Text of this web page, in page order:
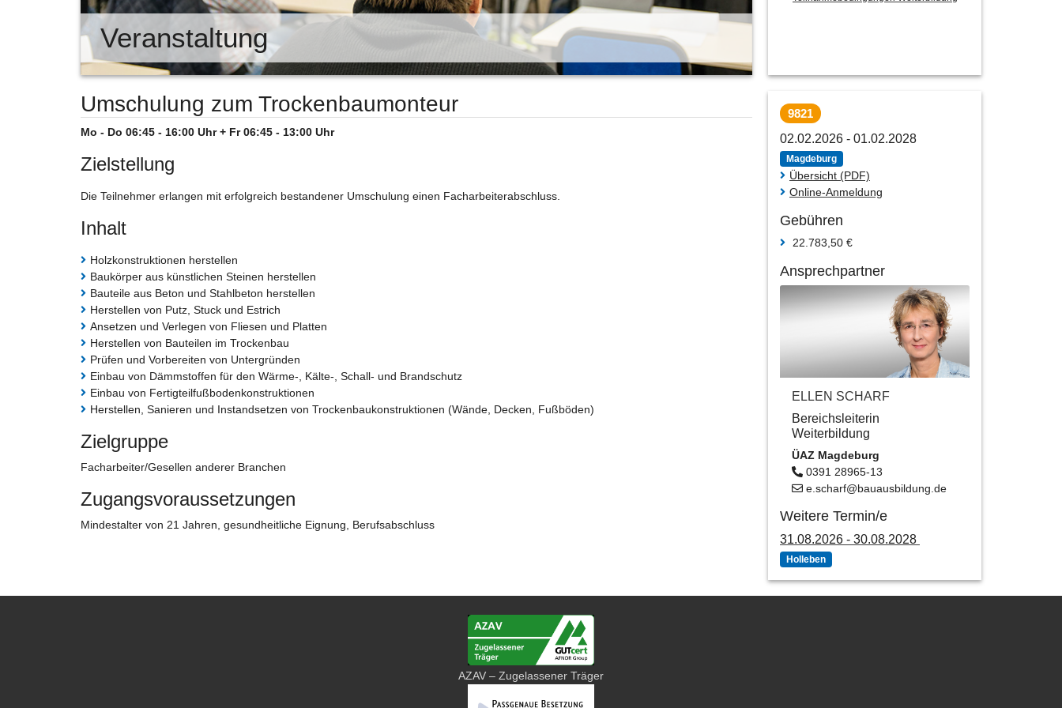
Veranstaltung
Umschulung zum Trockenbaumonteur
Mo - Do 06:45 - 16:00 Uhr + Fr 06:45 - 13:00 Uhr
Zielstellung
Die Teilnehmer erlangen mit erfolgreich bestandener Umschulung einen Facharbeiterabschluss.
Inhalt
Holzkonstruktionen herstellen
Baukörper aus künstlichen Steinen herstellen
Bauteile aus Beton und Stahlbeton herstellen
Herstellen von Putz, Stuck und Estrich
Ansetzen und Verlegen von Fliesen und Platten
Herstellen von Bauteilen im Trockenbau
Prüfen und Vorbereiten von Untergründen
Einbau von Dämmstoffen für den Wärme-, Kälte-, Schall- und Brandschutz
Einbau von Fertigteilfußbodenkonstruktionen
Herstellen, Sanieren und Instandsetzen von Trockenbaukonstruktionen (Wände, Decken, Fußböden)
Zielgruppe
Facharbeiter/Gesellen anderer Branchen
Zugangsvoraussetzungen
Mindestalter von 21 Jahren, gesundheitliche Eignung, Berufsabschluss
9821
02.02.2026 - 01.02.2028
Magdeburg
Übersicht (PDF)
Online-Anmeldung
Gebühren
22.783,50 €
Ansprechpartner
ELLEN SCHARF
Bereichsleiterin
Weiterbildung
ÜAZ Magdeburg
0391 28965-13
e.scharf@bauausbildung.de
Weitere Termin/e
31.08.2026 - 30.08.2028
Holleben
AZAV – Zugelassener Träger